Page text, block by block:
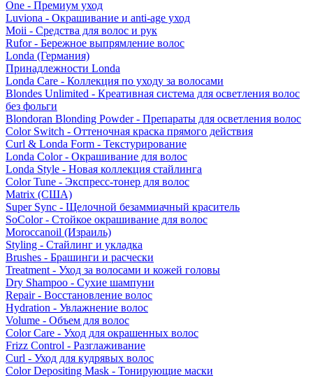
One - Премиум уход
Luviona - Окрашивание и anti-age уход
Moii - Средства для волос и рук
Rufor - Бережное выпрямление волос
Londa (Германия)
Принадлежности Londa
Londa Care - Коллекция по уходу за волосами
Blondes Unlimited - Креативная система для осветления волос
без фольги
Blondoran Blonding Powder - Препараты для осветления волос
Color Switch - Оттеночная краска прямого действия
Curl & Londa Form - Текстурирование
Londa Color - Окрашивание для волос
Londa Style - Новая коллекция стайлинга
Color Tune - Экспресс-тонер для волос
Matrix (США)
Super Sync - Щелочной безаммиачный краситель
SoColor - Стойкое окрашивание для волос
Moroccanoil (Израиль)
Styling - Стайлинг и укладка
Brushes - Брашинги и расчески
Treatment - Уход за волосами и кожей головы
Dry Shampoo - Сухие шампуни
Repair - Восстановление волос
Hydration - Увлажнение волос
Volume - Объем для волос
Color Care - Уход для окрашенных волос
Frizz Control - Разглаживание
Curl - Уход для кудрявых волос
Color Depositing Mask - Тонирующие маски